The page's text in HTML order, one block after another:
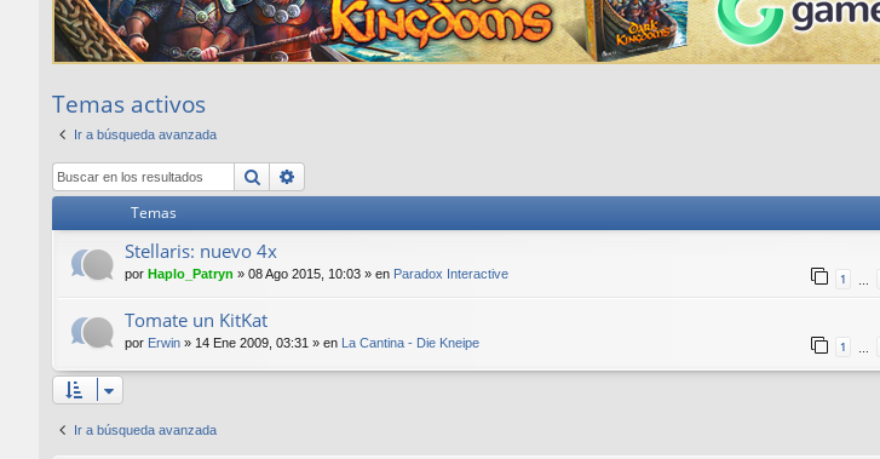
pi
do
Temas activos
Ir a búsqueda avanzada
Buscar
Temas
Stellaris: nuevo 4x
por Haplo_Patryn » 08 Ago 2015, 10:03 » en Paradox Interactive 1
Tomate un KitKat
por Erwin » 14 Ene 2009, 03:31 » en La Cantina - Die Kneipe 1
Ir a búsqueda avanzada